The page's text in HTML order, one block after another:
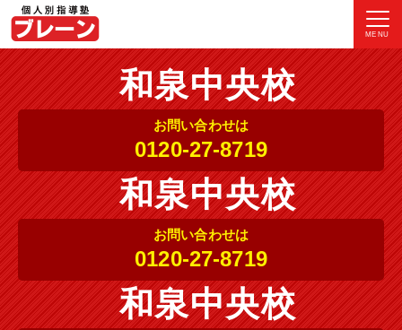
MENU
和泉中央校
お問い合わせは
0120-27-8719
和泉中央校
お問い合わせは
0120-27-8719
和泉中央校